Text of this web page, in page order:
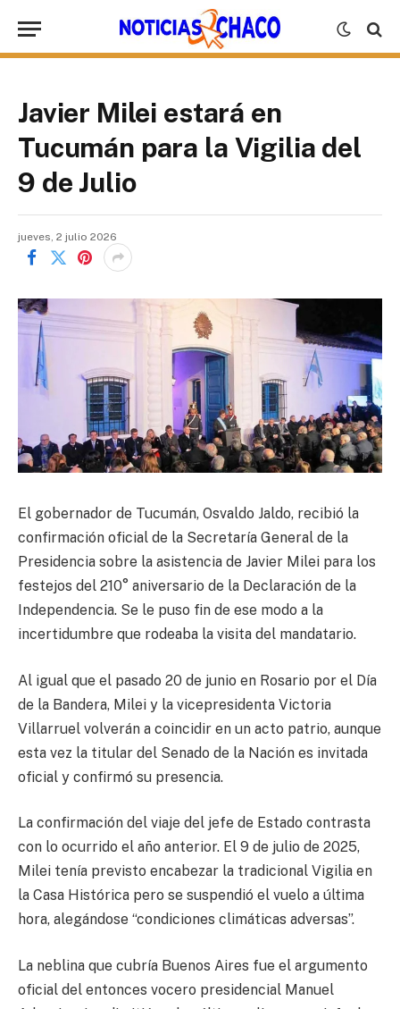
Javier Milei estará en
Tucumán para la Vigilia del
9 de Julio
jueves, 2 julio 2026
El gobernador de Tucumán, Osvaldo Jaldo, recibió la
confirmación oficial de la Secretaría General de la
Presidencia sobre la asistencia de Javier Milei para los
festejos del 210° aniversario de la Declaración de la
Independencia. Se le puso fin de ese modo a la
incertidumbre que rodeaba la visita del mandatario.
Al igual que el pasado 20 de junio en Rosario por el Día
de la Bandera, Milei y la vicepresidenta Victoria
Villarruel volverán a coincidir en un acto patrio, aunque
esta vez la titular del Senado de la Nación es invitada
oficial y confirmó su presencia.
La confirmación del viaje del jefe de Estado contrasta
con lo ocurrido el año anterior. El 9 de julio de 2025,
Milei tenía previsto encabezar la tradicional Vigilia en
la Casa Histórica pero se suspendió el vuelo a última
hora, alegándose “condiciones climáticas adversas”.
La neblina que cubría Buenos Aires fue el argumento
oficial del entonces vocero presidencial Manuel